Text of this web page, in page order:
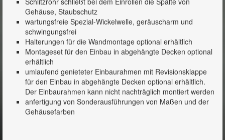
Gehäuse, Staubschutz
wartungsfreie Spezial-Wickelwelle, geräuscharm und
schwingungsfrei
Halterungen für die Wandmontage optional erhältlich
Montageset für den Einbau in abgehängte Decken optional
erhältlich
umlaufend genieteter Einbaurahmen mit Revisionsklappe
für den Einbau in abgehängte Decken optional erhältlich.
Der Einbaurahmen kann nicht nachträglich montiert werden
anfertigung von Sonderausführungen von Maßen und der
Gehäusefarben